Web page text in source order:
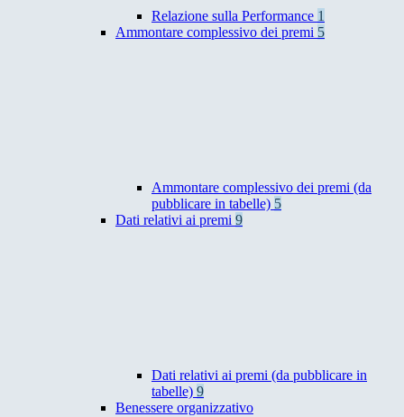
Relazione sulla Performance 1
Ammontare complessivo dei premi 5
Ammontare complessivo dei premi (da
pubblicare in tabelle) 5
Dati relativi ai premi 9
Dati relativi ai premi (da pubblicare in
tabelle) 9
Benessere organizzativo